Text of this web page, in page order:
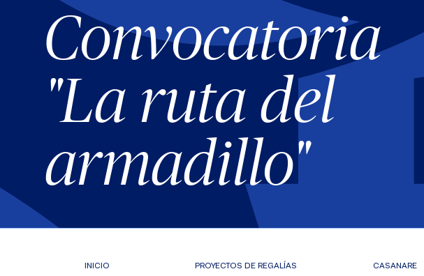
Convocatoria
"La ruta del
armadillo"
INICIO PROYECTOS DE REGALÍAS CASANARE